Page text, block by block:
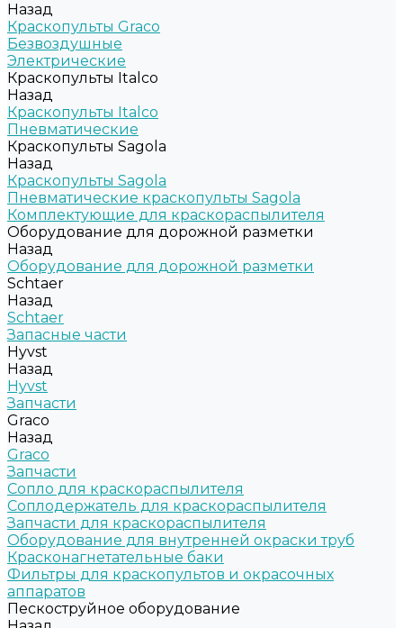
Назад
Краскопульты Graco
Безвоздушные
Электрические
Краскопульты Italco
Назад
Краскопульты Italco
Пневматические
Краскопульты Sagola
Назад
Краскопульты Sagola
Пневматические краскопульты Sagola
Комплектующие для краскораспылителя
Оборудование для дорожной разметки
Назад
Оборудование для дорожной разметки
Schtaer
Назад
Schtaer
Запасные части
Hyvst
Назад
Hyvst
Запчасти
Graco
Назад
Graco
Запчасти
Сопло для краскораспылителя
Соплодержатель для краскораспылителя
Запчасти для краскораспылителя
Оборудование для внутренней окраски труб
Красконагнетательные баки
Фильтры для краскопультов и окрасочных
аппаратов
Пескоструйное оборудование